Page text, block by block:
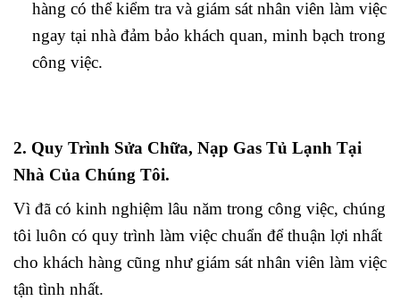
hàng có thể kiểm tra và giám sát nhân viên làm việc
ngay tại nhà đảm bảo khách quan, minh bạch trong
công việc.
2. Quy Trình Sửa Chữa, Nạp Gas Tủ Lạnh Tại
Nhà Của Chúng Tôi.
Vì đã có kinh nghiệm lâu năm trong công việc, chúng
tôi luôn có quy trình làm việc chuẩn để thuận lợi nhất
cho khách hàng cũng như giám sát nhân viên làm việc
tận tình nhất.